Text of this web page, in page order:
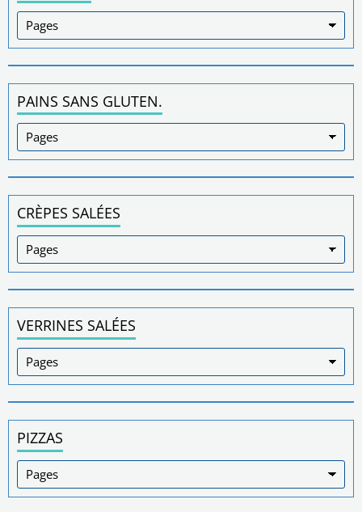
PAINS SANS GLUTEN.
CRÈPES SALÉES
VERRINES SALÉES
PIZZAS